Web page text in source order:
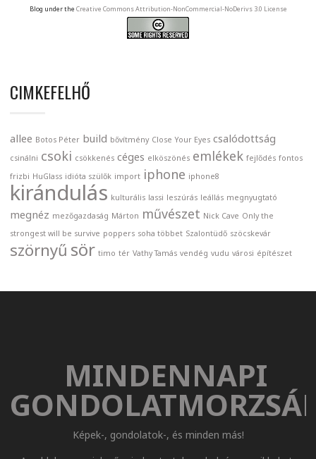
Blog under the Creative Commons Attribution-NonCommercial-NoDerivs 3.0 License
CIMKEFELHŐ
allee Botos Péter build bővítmény Close Your Eyes csalódottság
csinálni csoki csökkenés céges elköszönés emlékek fejlődés fontos
frizbi HuGlass idióta szülők import iphone iphone8
kirándulás kulturális lassi leszúrás leállás megnyugtató
megnéz mezőgazdaság Márton művészet Nick Cave Only the
strongest will be survive poppers soha többet Szalontüdő szöcskevár
szörnyű sör timo tér Vathy Tamás vendég vudu városi építészet
MINDENNAPI
Képek-, gondolatok-, és minden más!